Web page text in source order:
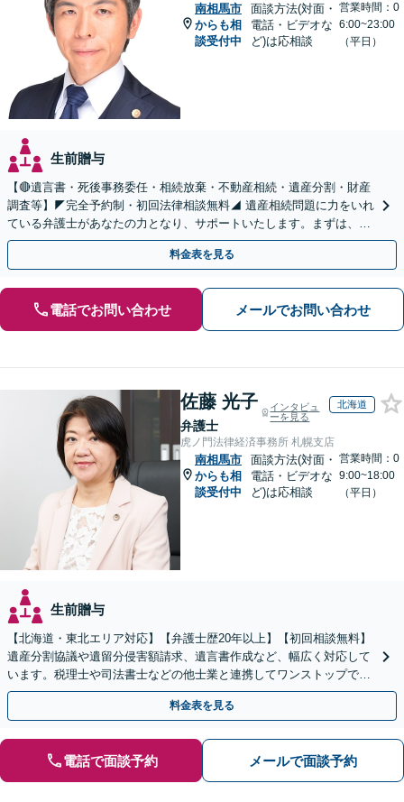
南相馬市
からも相
談受付中
面談方法(対面・
電話・ビデオな
ど)は応相談
営業時間：0
6:00~23:00
（平日）
生前贈与
【🔴遺言書・死後事務委任・相続放棄・不動産相続・遺産分割・財産
調査等】◤完全予約制・初回法律相談無料◢ 遺産相続問題に力をいれ
ている弁護士があなたの力となり、サポートいたします。まずは、お
気軽にお問い合わせください。
料金表を見る
電話でお問い合わせ メールでお問い合わせ
佐藤 光子
弁護士
インタビュ
ーを見る
北海道
虎ノ門法律経済事務所 札幌支店
南相馬市
からも相
談受付中
面談方法(対面・
電話・ビデオな
ど)は応相談
営業時間：0
9:00~18:00
（平日）
生前贈与
【北海道・東北エリア対応】【弁護士歴20年以上】【初回相談無料】
遺産分割協議や遺留分侵害額請求、遺言書作成など、幅広く対応して
います。税理士や司法書士などの他士業と連携してワンストップでの
解決が可能です。ぜひご相談ください。
料金表を見る
電話で面談予約 メールで面談予約